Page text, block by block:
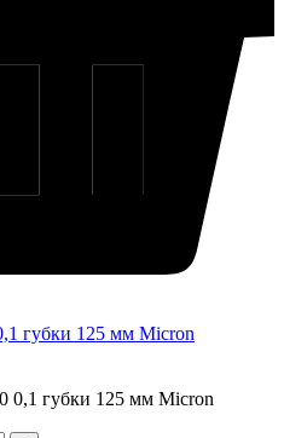
губки 125 мм Micron